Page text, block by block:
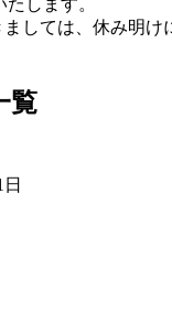
しては、休み明け
覧